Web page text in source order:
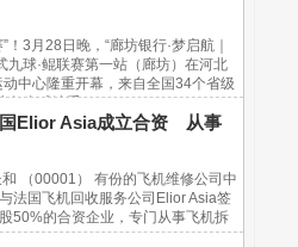
！3月28日晚，“廊坊银行·梦启航｜
九球·鲲联赛第一站（廊坊）在河北
中心隆重开幕，来自全国34个省级
年台球选手...
Elior Asia成立合资 从事
（00001） 有份的飞机维修公司中
法国飞机回收服务公司Elior Asia签
50%的合资企业，专门从事飞机拆